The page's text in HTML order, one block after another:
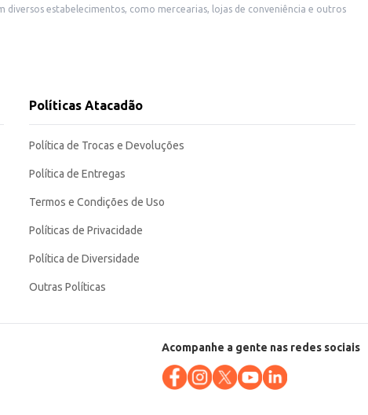
diversos estabelecimentos, como mercearias, lojas de conveniência e outros
Políticas Atacadão
Política de Trocas e Devoluções
Política de Entregas
Termos e Condições de Uso
Políticas de Privacidade
Política de Diversidade
Outras Políticas
Acompanhe a gente nas redes sociais